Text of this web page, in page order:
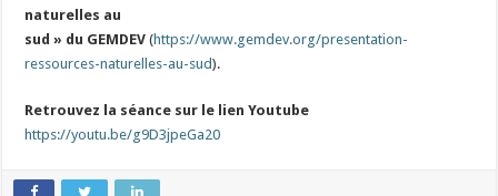
naturelles au
sud » du GEMDEV (https://www.gemdev.org/presentation-
ressources-naturelles-au-sud).
Retrouvez la séance sur le lien Youtube
https://youtu.be/g9D3jpeGa20